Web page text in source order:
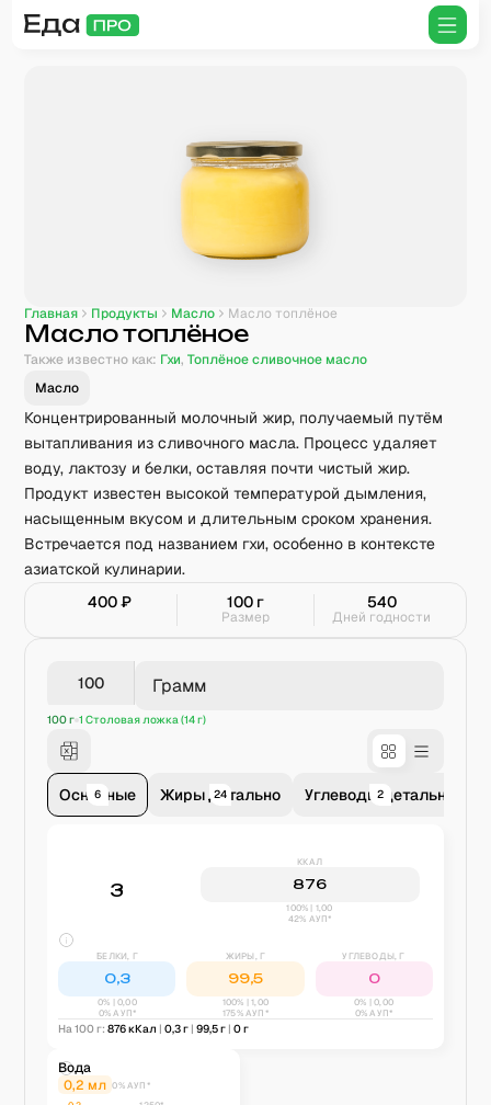
Главная Продукты Масло Масло топлёное
Масло топлёное
Также известно как: Гхи,Топлёное сливочное масло
Масло
Концентрированный молочный жир, получаемый путём
вытапливания из сливочного масла. Процесс удаляет
воду, лактозу и белки, оставляя почти чистый жир.
Продукт известен высокой температурой дымления,
насыщенным вкусом и длительным сроком хранения.
Встречается под названием гхи, особенно в контексте
азиатской кулинарии.
400₽ 100 г
Размер
540
Дней годности
Грамм
100 г 1 Столовая ложка (14 г)
Основные
6 Жиры детально
24 Углеводы детально
2
3
ККАЛ
876
100% | 1,00
42% АУП*
БЕЛКИ, Г
0,3
0% |0,00
0% АУП*
ЖИРЫ, Г
99,5
100% |1,00
175% АУП*
УГЛЕВОДЫ, Г
0
0% |0,00
0% АУП*
На 100 г: 876кКал | 0,3г | 99,5г | 0г
Вода
0,2 мл 0% АУП*